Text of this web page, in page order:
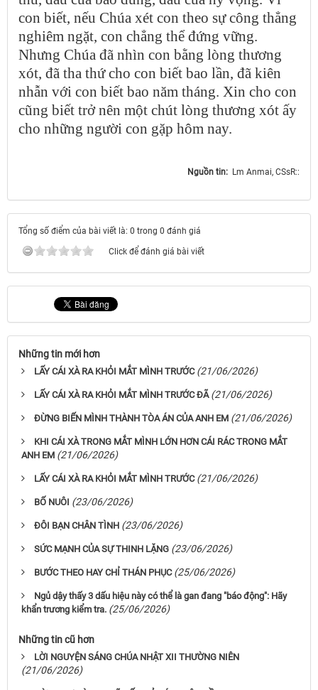
con biết, nếu Chúa xét con theo sự công thẳng
nghiêm ngặt, con chẳng thể đứng vững.
Nhưng Chúa đã nhìn con bằng lòng thương
xót, đã tha thứ cho con biết bao lần, đã kiên
nhẫn với con biết bao năm tháng. Xin cho con
cũng biết trở nên một chút lòng thương xót ấy
cho những người con gặp hôm nay.
Nguồn tin: Lm Anmai, CSsR::
Tổng số điểm của bài viết là: 0 trong 0 đánh giá
Click để đánh giá bài viết
Những tin mới hơn
LẤY CÁI XÀ RA KHỎI MẮT MÌNH TRƯỚC (21/06/2026)
LẤY CÁI XÀ RA KHỎI MẮT MÌNH TRƯỚC ĐÃ (21/06/2026)
ĐỪNG BIẾN MÌNH THÀNH TÒA ÁN CỦA ANH EM (21/06/2026)
KHI CÁI XÀ TRONG MẮT MÌNH LỚN HƠN CÁI RÁC TRONG MẮT
ANH EM (21/06/2026)
LẤY CÁI XÀ RA KHỎI MẮT MÌNH TRƯỚC (21/06/2026)
BỐ NUÔI (23/06/2026)
ĐÔI BẠN CHÂN TÌNH (23/06/2026)
SỨC MẠNH CỦA SỰ THINH LẶNG (23/06/2026)
BƯỚC THEO HAY CHỈ THÁN PHỤC (25/06/2026)
Ngủ dậy thấy 3 dấu hiệu này có thể là gan đang "báo động": Hãy
khẩn trương kiểm tra. (25/06/2026)
Những tin cũ hơn
LỜI NGUYỆN SÁNG CHÚA NHẬT XII THƯỜNG NIÊN
(21/06/2026)